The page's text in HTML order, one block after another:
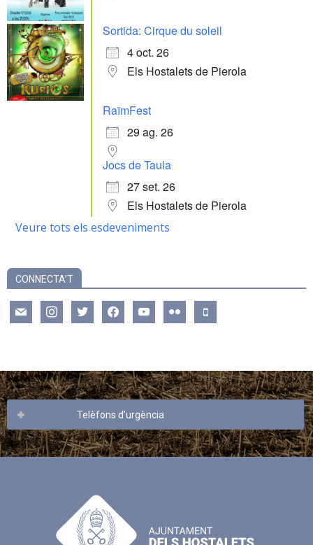
Sortida: Cirque du soleil
4 oct. 26
Els Hostalets de Pierola
RaïmFest
29 ag. 26
Jocs de Taula
27 set. 26
Els Hostalets de Pierola
Veure tots els esdeveniments
CONNECTA’T
mail instagramtwitter facebookyoutube flickr mobile
Telèfons d’urgència